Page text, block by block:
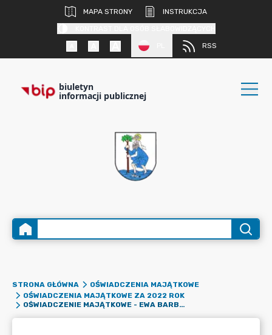
MAPA STRONY
INSTRUKCJA
RSS
biuletyn
informacji publicznej
STRONA GŁÓWNA
OŚWIADCZENIA MAJĄTKOWE
OŚWIADCZENIA MAJĄTKOWE ZA 2022 ROK
OŚWIADCZENIE MAJĄTKOWE - EWA BARBARA CIEŚNIEWSKA - DYREKTOR SAMORZĄDOWEGO PRZEDSZKOLA W ĆMIELOWIE